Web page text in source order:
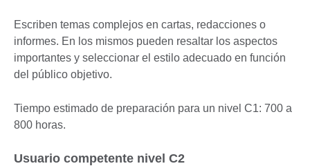
Escriben temas complejos en cartas, redacciones o
informes. En los mismos pueden resaltar los aspectos
importantes y seleccionar el estilo adecuado en función
del público objetivo.
Tiempo estimado de preparación para un nivel C1: 700 a
800 horas.
Usuario competente nivel C2